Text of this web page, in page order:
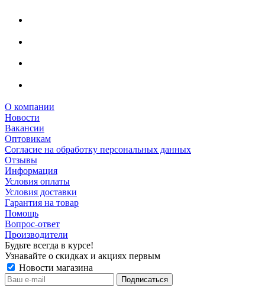
О компании
Новости
Вакансии
Оптовикам
Cогласие на обработку персональных данных
Отзывы
Информация
Условия оплаты
Условия доставки
Гарантия на товар
Помощь
Вопрос-ответ
Производители
Будьте всегда в курсе!
Узнавайте о скидках и акциях первым
Новости магазина